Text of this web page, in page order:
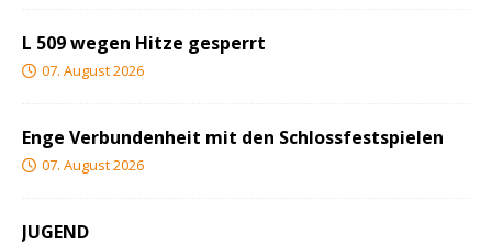
L 509 wegen Hitze gesperrt
07. August 2026
Enge Verbundenheit mit den Schlossfestspielen
07. August 2026
JUGEND